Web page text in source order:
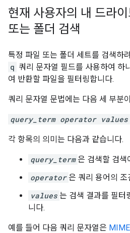
현재 사용자의 내 드라
또는 폴더 검색
특정 파일 또는 폴더 세트를 검색하
q 쿼리 문자열 필드를 사용하여 하
여 반환할 파일을 필터링합니다.
쿼리 문자열 문법에는 다음 세 부분
query_term operator values
각 항목의 의미는 다음과 같습니다.
query_term 은 검색할 검색
operator 은 쿼리 용어의
values 는 검색 결과를 필터
니다.
예를 들어 다음 쿼리 문자열은